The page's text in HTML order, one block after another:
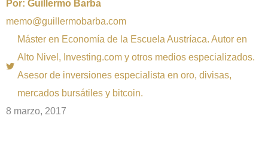
Por: Guillermo Barba
memo@guillermobarba.com
Máster en Economía de la Escuela Austríaca. Autor en
Alto Nivel, Investing.com y otros medios especializados.
Asesor de inversiones especialista en oro, divisas,
mercados bursátiles y bitcoin.
8 marzo, 2017